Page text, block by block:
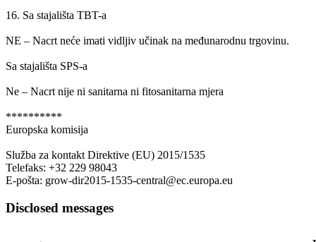
16. Sa stajališta TBT-a
NE – Nacrt neće imati vidljiv učinak na međunarodnu trgovinu.
Sa stajališta SPS-a
Ne – Nacrt nije ni sanitarna ni fitosanitarna mjera
**********
Europska komisija
Služba za kontakt Direktive (EU) 2015/1535
Telefaks: +32 229 98043
E-pošta: grow-dir2015-1535-central@ec.europa.eu
Disclosed messages